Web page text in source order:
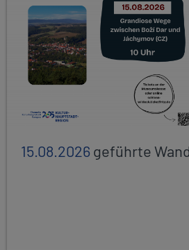
15.08.2026geführte